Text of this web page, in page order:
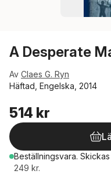
A Desperate
Av Claes G. Ryn
Häftad, Engelska, 2014
514 kr
Beställningsvara. Skickas
249 kr.